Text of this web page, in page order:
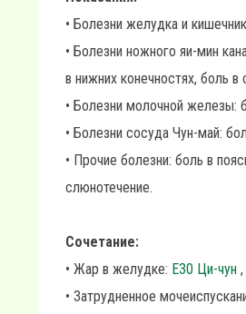
• Болезни желудка и
• Болезни ножного яи-мин
в нижних конечностях, боль в
• Болезни молочной железы:
• Болезни сосуда Чун-май:
• Прочие болезни: боль в
слюнотечение.
Сочетание:
• Жар в желудке: Е30 Ци-чун ,
• Затрудненное